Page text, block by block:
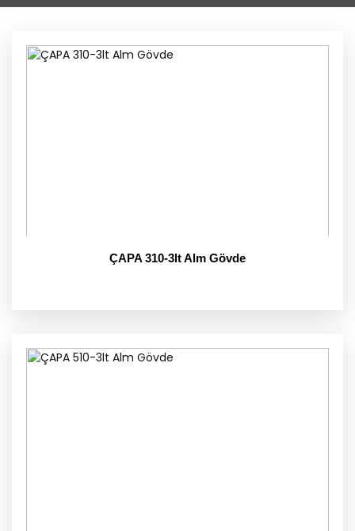
ÇAPA 310-3lt Alm Gövde